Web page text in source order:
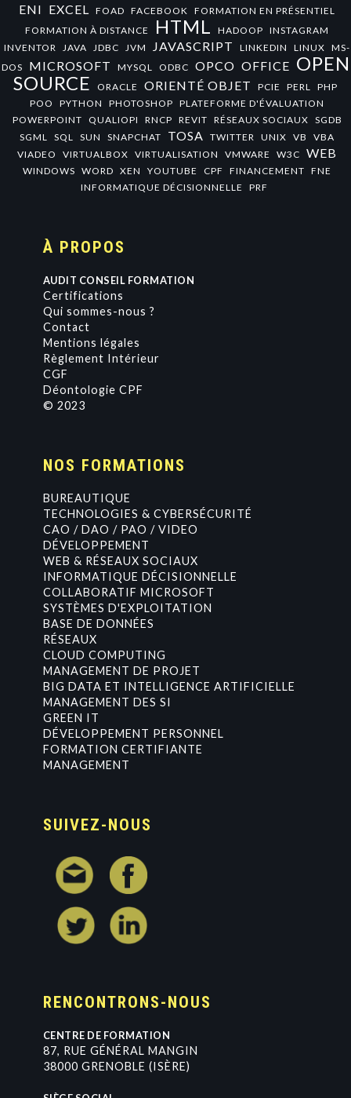
ENI EXCEL FOAD FACEBOOK
FORMATION EN PRÉSENTIEL
FORMATION À DISTANCE
HTML HADOOP INSTAGRAM
INVENTOR
JAVA JDBC JVM JAVASCRIPT LINKEDIN LINUX MS-
DOS
MICROSOFT MYSQL ODBC OPCO OFFICE OPEN
SOURCE
ORACLE ORIENTÉ OBJET PCIE PERL
PHP
POO
PYTHON PHOTOSHOP PLATEFORME D'ÉVALUATION
POWERPOINT
QUALIOPI RNCP REVIT RÉSEAUX SOCIAUX SGDB
SGML
SQL SUN SNAPCHAT TOSA TWITTER UNIX VB
VBA
VIADEO
VIRTUALBOX VIRTUALISATION VMWARE W3C WEB
WINDOWS WORD XEN YOUTUBE CPF FINANCEMENT FNE
INFORMATIQUE DÉCISIONNELLE
PRF
À PROPOS
AUDIT CONSEIL FORMATION
Certifications
Qui sommes-nous ?
Contact
Mentions légales
Règlement Intérieur
CGF
Déontologie CPF
© 2023
NOS FORMATIONS
BUREAUTIQUE
TECHNOLOGIES & CYBERSÉCURITÉ
CAO / DAO / PAO / VIDEO
DÉVELOPPEMENT
WEB & RÉSEAUX SOCIAUX
INFORMATIQUE DÉCISIONNELLE
COLLABORATIF MICROSOFT
SYSTÈMES D'EXPLOITATION
BASE DE DONNÉES
RÉSEAUX
CLOUD COMPUTING
MANAGEMENT DE PROJET
BIG DATA ET INTELLIGENCE ARTIFICIELLE
MANAGEMENT DES SI
GREEN IT
DÉVELOPPEMENT PERSONNEL
FORMATION CERTIFIANTE
MANAGEMENT
SUIVEZ-NOUS
RENCONTRONS-NOUS
CENTRE DE FORMATION
87, RUE GÉNÉRAL MANGIN
38000 GRENOBLE (ISÈRE)